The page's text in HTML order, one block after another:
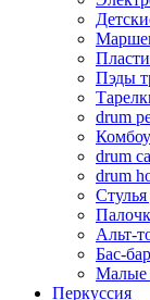
Пэды
drum
drum
drum
Альт-
Бас-
Малые
Перкуссия